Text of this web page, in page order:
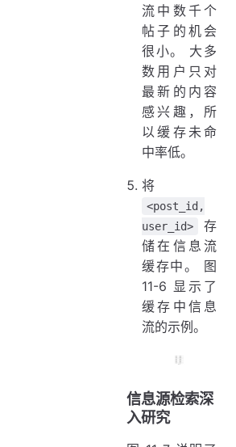
流中数千个
帖子的机会
很小。 大多
数用户只对
最新的内容
感兴趣，所
以缓存未命
中率低。
将
<post_id,
user_id>
存
储在信息流
缓存中。 图
11-6 显示了
缓存中信息
流的示例。
信息源检索深
入研究